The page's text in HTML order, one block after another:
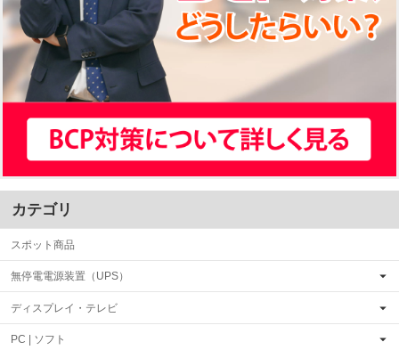
カテゴリ
スポット商品
無停電電源装置（UPS）
ディスプレイ・テレビ
PC | ソフト